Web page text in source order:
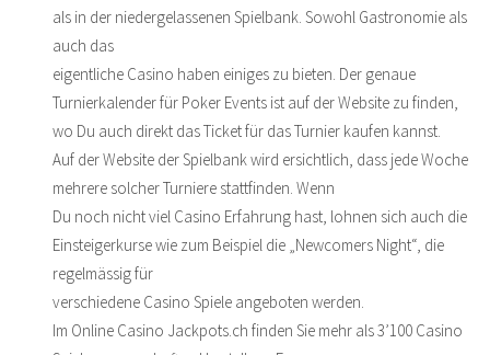
als in der niedergelassenen Spielbank. Sowohl Gastronomie als
auch das
eigentliche Casino haben einiges zu bieten. Der genaue
Turnierkalender für Poker Events ist auf der Website zu finden,
wo Du auch direkt das Ticket für das Turnier kaufen kannst.
Auf der Website der Spielbank wird ersichtlich, dass jede Woche
mehrere solcher Turniere stattfinden. Wenn
Du noch nicht viel Casino Erfahrung hast, lohnen sich auch die
Einsteigerkurse wie zum Beispiel die „Newcomers Night“, die
regelmässig für
verschiedene Casino Spiele angeboten werden.
Im Online Casino Jackpots.ch finden Sie mehr als 3’100 Casino